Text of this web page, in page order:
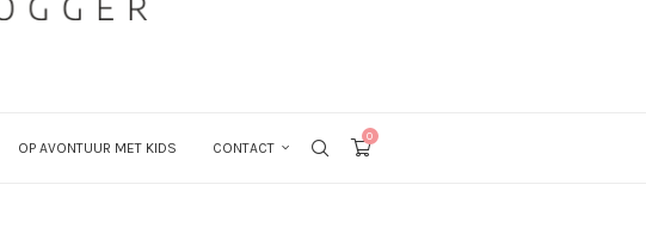
OP AVONTUUR MET KIDS CONTACT
0